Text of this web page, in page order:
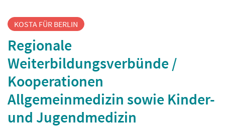
KOSTA FÜR BERLIN
Regionale
Weiterbildungsverbünde /
Kooperationen
Allgemeinmedizin sowie Kinder-
und Jugendmedizin